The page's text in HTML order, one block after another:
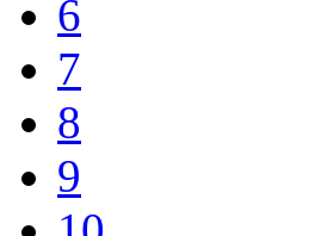
6
7
8
9